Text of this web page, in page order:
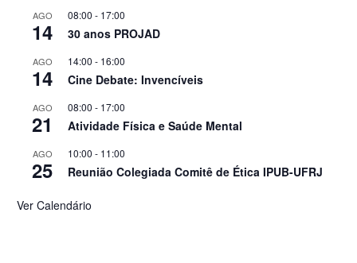
AGO
14
08:00 - 17:00
30 anos PROJAD
AGO
14
14:00 - 16:00
Cine Debate: Invencíveis
AGO
21
08:00 - 17:00
Atividade Física e Saúde Mental
AGO
25
10:00 - 11:00
Reunião Colegiada Comitê de Ética IPUB-UFRJ
Ver Calendário